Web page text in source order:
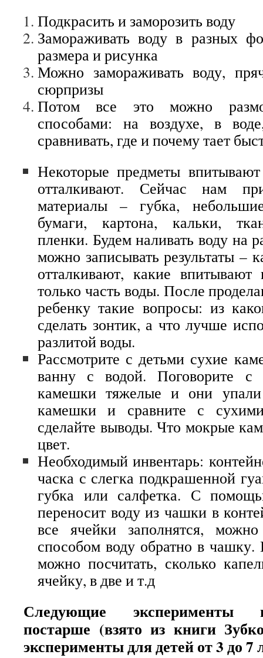
Подкрасить и заморозить воду
Замораживать воду в разных
размера и рисунка
Можно замораживать воду,
сюрпризы
Потом все это можно
способами: на воздухе, в
сравнивать, где и почему тает
Некоторые предметы
отталкивают. Сейчас нам
материалы – губка,
бумаги, картона, кальки,
пленки. Будем наливать воду на
можно записывать результаты –
отталкивают, какие
только часть воды. После
ребенку такие вопросы: из
сделать зонтик, а что лучше
разлитой воды.
Рассмотрите с детьми сухие
ванну с водой. Поговорите
камешки тяжелые и они
камешки и сравните с
сделайте выводы. Что мокрые
цвет.
Необходимый инвентарь:
часка с слегка подкрашенной
губка или салфетка. С
переносит воду из чашки в
все ячейки заполнятся,
способом воду обратно в чашку.
можно посчитать, сколько
ячейку, в две и т.д
Следующие эксперименты
постарше (взято из книги
эксперименты для детей от 3 до 7